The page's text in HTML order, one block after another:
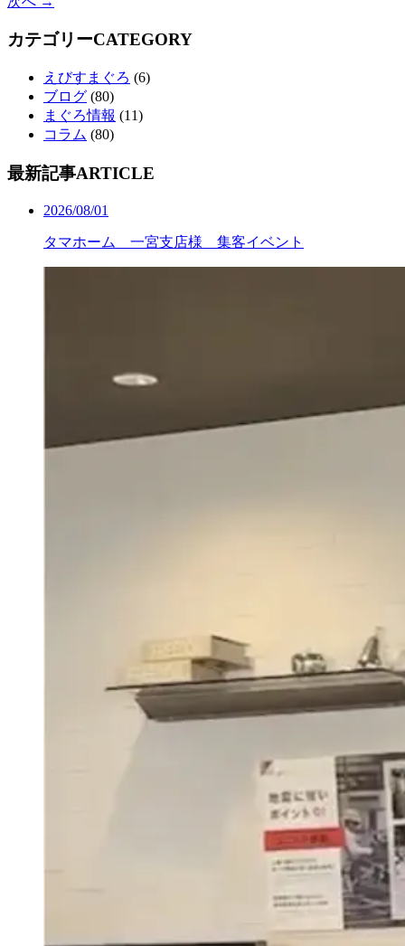
カテゴリーCATEGORY
えびすまぐろ (6)
ブログ (80)
まぐろ情報 (11)
コラム (80)
最新記事ARTICLE
2026/08/01
タマホーム 一宮支店様 集客イベント